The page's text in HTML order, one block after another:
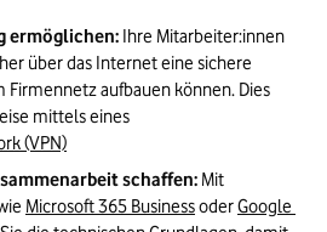
ermöglichen: Ihre Mitarbeiter:innen
über das Internet eine sichere
Firmennetz aufbauen können. Dies
mittels eines
(VPN)
schaffen:
Microsoft 365 Business oder Google